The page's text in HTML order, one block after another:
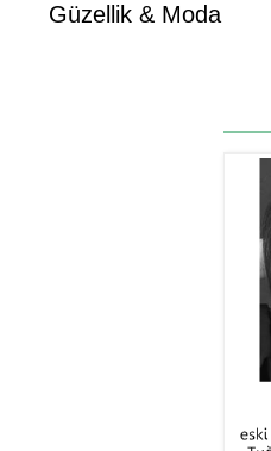
Güzellik & Moda